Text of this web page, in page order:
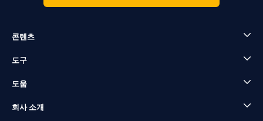
콘텐츠
도구
도움
회사 소개